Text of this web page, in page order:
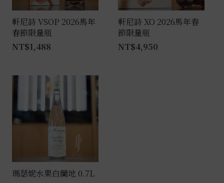
軒尼詩 VSOP 2026馬年
春節限量瓶
NT$1,488
軒尼詩 XO 2026馬年春
節限量瓶
NT$4,950
瑪瑟妮水果白蘭地 0.7L